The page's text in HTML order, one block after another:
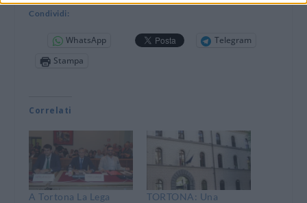
Condividi:
WhatsApp
Telegram
Stampa
Correlati
A Tortona La Lega
TORTONA: Una